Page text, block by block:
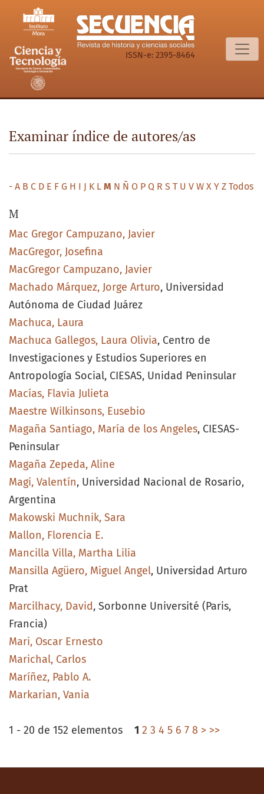
Examinar índice de autores/as
ISSN-e: 2395-8464
Examinar índice de autores/as
- A B C D E F G H I J K L M N Ñ O P Q R S T U V W X Y Z Todos
M
Mac Gregor Campuzano, Javier
MacGregor, Josefina
MacGregor Campuzano, Javier
Machado Márquez, Jorge Arturo, Universidad
Autónoma de Ciudad Juárez
Machuca, Laura
Machuca Gallegos, Laura Olivia, Centro de
Investigaciones y Estudios Superiores en
Antropología Social, CIESAS, Unidad Peninsular
Macías, Flavia Julieta
Maestre Wilkinsons, Eusebio
Magaña Santiago, María de los Angeles, CIESAS-
Peninsular
Magaña Zepeda, Aline
Magi, Valentín, Universidad Nacional de Rosario,
Argentina
Makowski Muchnik, Sara
Mallon, Florencia E.
Mancilla Villa, Martha Lilia
Mansilla Agüero, Miguel Angel, Universidad Arturo
Prat
Marcilhacy, David, Sorbonne Université (Paris,
Francia)
Mari, Oscar Ernesto
Marichal, Carlos
Maríñez, Pablo A.
Markarian, Vania
1 - 20 de 152 elementos 1 2 3 4 5 6 7 8 > >>